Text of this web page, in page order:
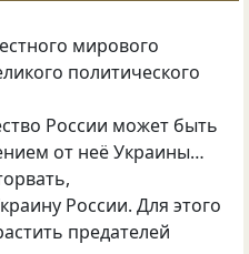
мирового
политического
России может быть
от неё Украины…
России. Для этого
предателей